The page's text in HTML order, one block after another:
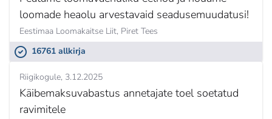
loomade heaolu arvestavaid seadusemuudatusi!
Eestimaa Loomakaitse Liit, Piret Tees
16761 allkirja
Riigikogule 3.12.2025
Käibemaksuvabastus annetajate toel soetatud
ravimitele